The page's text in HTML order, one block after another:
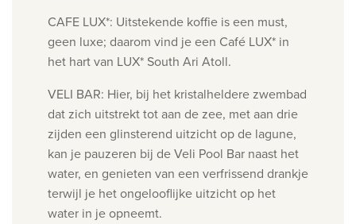
CAFE LUX*: Uitstekende koffie is een must,
geen luxe; daarom vind je een Café LUX* in
het hart van LUX* South Ari Atoll.
VELI BAR: Hier, bij het kristalheldere zwembad
dat zich uitstrekt tot aan de zee, met aan drie
zijden een glinsterend uitzicht op de lagune,
kan je pauzeren bij de Veli Pool Bar naast het
water, en genieten van een verfrissend drankje
terwijl je het ongelooflijke uitzicht op het
water in je opneemt.